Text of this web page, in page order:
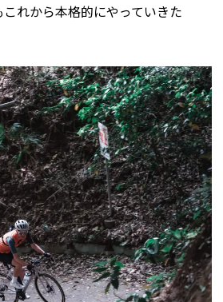
これから本格的にやっていきた